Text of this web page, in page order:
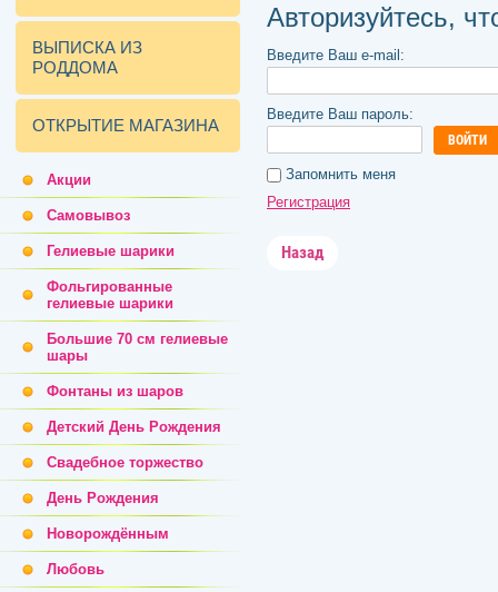
ВЫПИСКА ИЗ
РОДДОМА
ОТКРЫТИЕ МАГАЗИНА
Акции
Самовывоз
Гелиевые шарики
Фольгированные
гелиевые шарики
Большие 70 см гелиевые
шары
Фонтаны из шаров
Детский День Рождения
Свадебное торжество
День Рождения
Новорождённым
Любовь
Авторизуйтесь,
Введите Ваш e-mail:
Введите Ваш пароль:
ВОЙТИ
Запомнить меня
Регистрация
Назад